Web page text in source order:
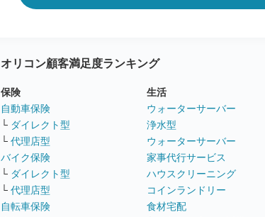
オリコン顧客満足度ランキング
保険
自動車保険
└ ダイレクト型
└ 代理店型
バイク保険
└ ダイレクト型
└ 代理店型
自転車保険
生活
ウォーターサーバー
浄水型
ウォーターサーバー
家事代行サービス
ハウスクリーニング
コインランドリー
食材宅配